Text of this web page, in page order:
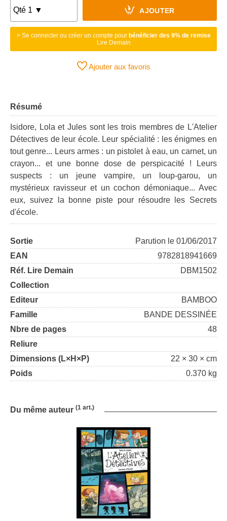
AJOUTER
> Se connecter ou créer un compte pour bénéficier des 9% de remise
Lire Demain
Ajouter aux favoris
Résumé
Isidore, Lola et Jules sont les trois membres de L'Atelier
Détectives de leur école. Leur spécialité : les énigmes en
tout genre... Leurs armes : un pistolet à eau, un carnet, un
crayon... et une bonne dose de perspicacité ! Leurs
suspects : un jeune vampire, un loup-garou, un
mystérieux ravisseur et un cochon démoniaque... Avec
eux, suivez la bonne piste pour résoudre les Secrets
d'école.
Sortie
Parution le 01/06/2017
EAN
9782818941669
Réf. Lire Demain
DBM1502
Collection
Editeur
BAMBOO
Famille
BANDE DESSINÉE
Nbre de pages
48
Reliure
Dimensions (L×H×P)
22 × 30 × cm
Poids
0.370 kg
Du même auteur (1 art.)